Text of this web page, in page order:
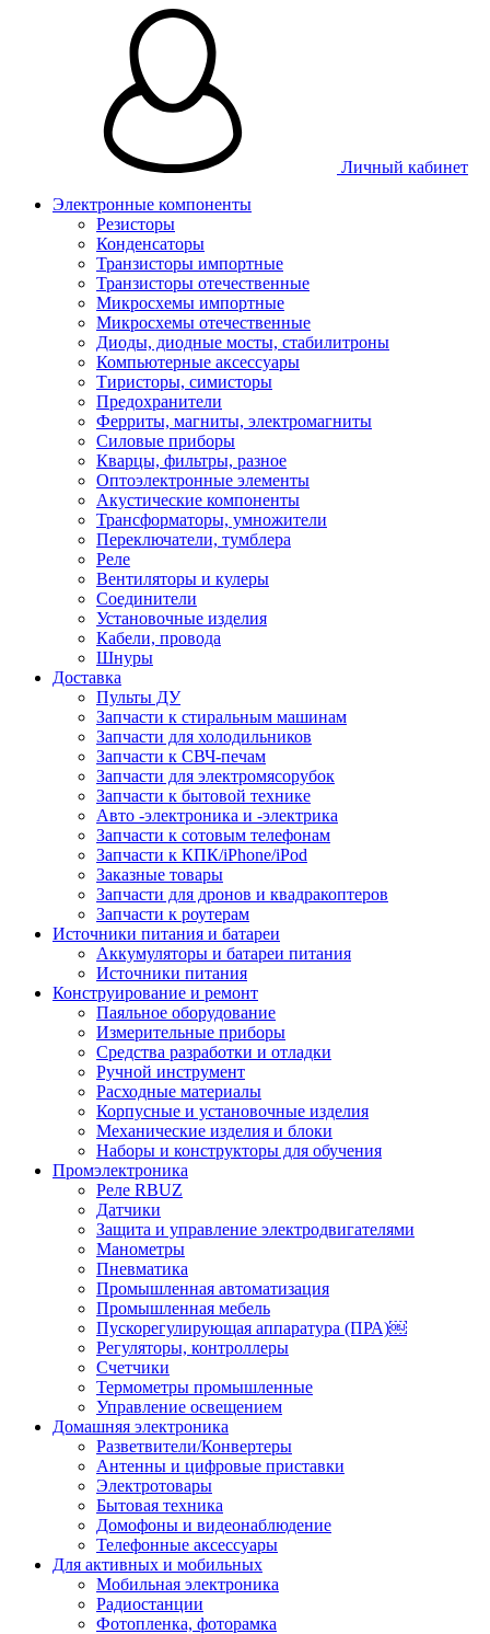
Личный кабинет
Электронные компоненты
Резисторы
Конденсаторы
Транзисторы импортные
Транзисторы отечественные
Микросхемы импортные
Микросхемы отечественные
Диоды, диодные мосты, стабилитроны
Компьютерные аксессуары
Тиристоры, симисторы
Предохранители
Ферриты, магниты, электромагниты
Силовые приборы
Кварцы, фильтры, разное
Оптоэлектронные элементы
Акустические компоненты
Трансформаторы, умножители
Переключатели, тумблера
Реле
Вентиляторы и кулеры
Соединители
Установочные изделия
Кабели, провода
Шнуры
Доставка
Пульты ДУ
Запчасти к стиральным машинам
Запчасти для холодильников
Запчасти к СВЧ-печам
Запчасти для электромясорубок
Запчасти к бытовой технике
Авто -электроника и -электрика
Запчасти к сотовым телефонам
Запчасти к КПК/iPhone/iPod
Заказные товары
Запчасти для дронов и квадракоптеров
Запчасти к роутерам
Источники питания и батареи
Аккумуляторы и батареи питания
Источники питания
Конструирование и ремонт
Паяльное оборудование
Измерительные приборы
Средства разработки и отладки
Ручной инструмент
Расходные материалы
Корпусные и установочные изделия
Механические изделия и блоки
Наборы и конструкторы для обучения
Промэлектроника
Реле RBUZ
Датчики
Защита и управление электродвигателями
Манометры
Пневматика
Промышленная автоматизация
Промышленная мебель
Пускорегулирующая аппаратура (ПРА)￼
Регуляторы, контроллеры
Счетчики
Термометры промышленные
Управление освещением
Домашняя электроника
Разветвители/Конвертеры
Антенны и цифровые приставки
Электротовары
Бытовая техника
Домофоны и видеонаблюдение
Телефонные аксессуары
Для активных и мобильных
Мобильная электроника
Радиостанции
Фотопленка, фоторамка